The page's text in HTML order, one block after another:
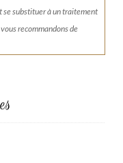
se substituer à un traitement
recommandons de